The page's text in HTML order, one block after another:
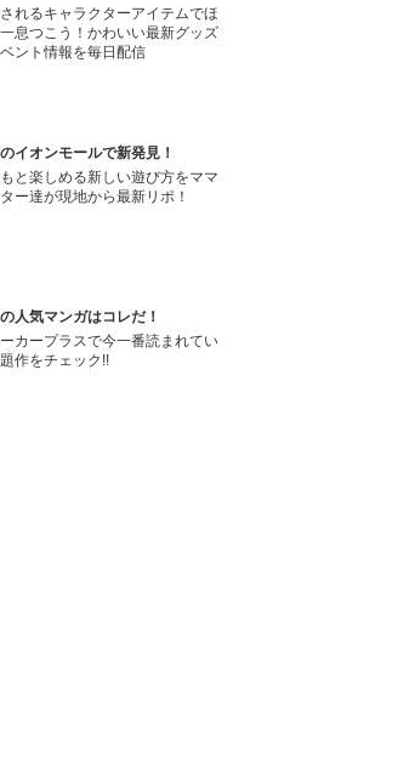
れるキャラクターアイテムでほ
息つこう！かわいい最新グッズ
ント情報を毎日配信
イオンモールで新発見！
と楽しめる新しい遊び方をママ
ー達が現地から最新リポ！
人気マンガはコレだ！
カープラスで今一番読まれてい
作をチェック!!